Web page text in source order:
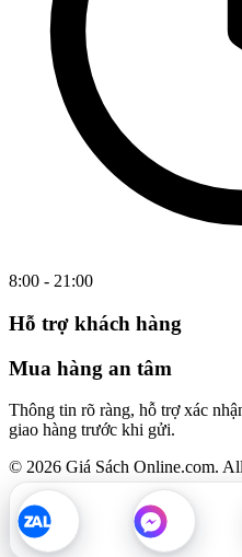
8:00 - 21:00
Hỗ trợ khách hàng
Mua hàng an tâm
Thông tin rõ ràng, hỗ trợ xác
giao hàng trước khi gửi.
© 2026 Giá Sách Online.com.